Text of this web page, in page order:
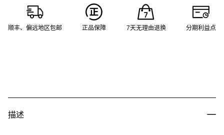
顺丰、偏远地区包邮 正品保障 7天无理由退换 分期利益点
描述